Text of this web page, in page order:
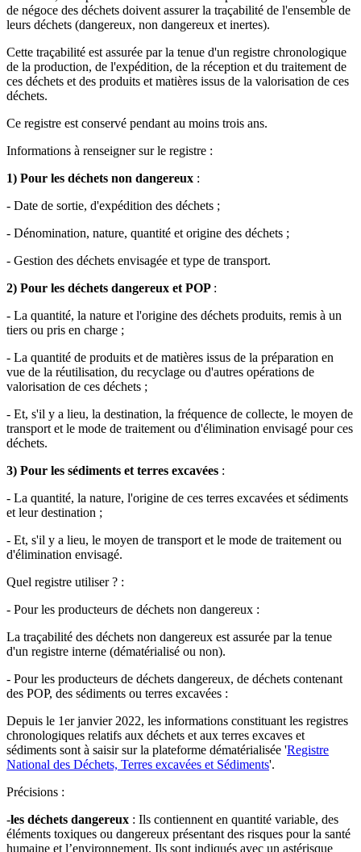
de négoce des déchets doivent assurer la traçabilité de l'ensemble de
leurs déchets (dangereux, non dangereux et inertes).
Cette traçabilité est assurée par la tenue d'un registre chronologique
de la production, de l'expédition, de la réception et du traitement de
ces déchets et des produits et matières issus de la valorisation de ces
déchets.
Ce registre est conservé pendant au moins trois ans.
Informations à renseigner sur le registre :
1) Pour les déchets non dangereux :
- Date de sortie, d'expédition des déchets ;
- Dénomination, nature, quantité et origine des déchets ;
- Gestion des déchets envisagée et type de transport.
2) Pour les déchets dangereux et POP :
- La quantité, la nature et l'origine des déchets produits, remis à un
tiers ou pris en charge ;
- La quantité de produits et de matières issus de la préparation en
vue de la réutilisation, du recyclage ou d'autres opérations de
valorisation de ces déchets ;
- Et, s'il y a lieu, la destination, la fréquence de collecte, le moyen de
transport et le mode de traitement ou d'élimination envisagé pour ces
déchets.
3) Pour les sédiments et terres excavées :
- La quantité, la nature, l'origine de ces terres excavées et sédiments
et leur destination ;
- Et, s'il y a lieu, le moyen de transport et le mode de traitement ou
d'élimination envisagé.
Quel registre utiliser ? :
- Pour les producteurs de déchets non dangereux :
La traçabilité des déchets non dangereux est assurée par la tenue
d'un registre interne (dématérialisé ou non).
- Pour les producteurs de déchets dangereux, de déchets contenant
des POP, des sédiments ou terres excavées :
Depuis le 1er janvier 2022, les informations constituant les registres
chronologiques relatifs aux déchets et aux terres excaves et
sédiments sont à saisir sur la plateforme dématérialisée 'Registre
National des Déchets, Terres excavées et Sédiments'.
Précisions :
-les déchets dangereux : Ils contiennent en quantité variable, des
éléments toxiques ou dangereux présentant des risques pour la santé
humaine et l’environnement. Ils sont indiqués avec un astérisque